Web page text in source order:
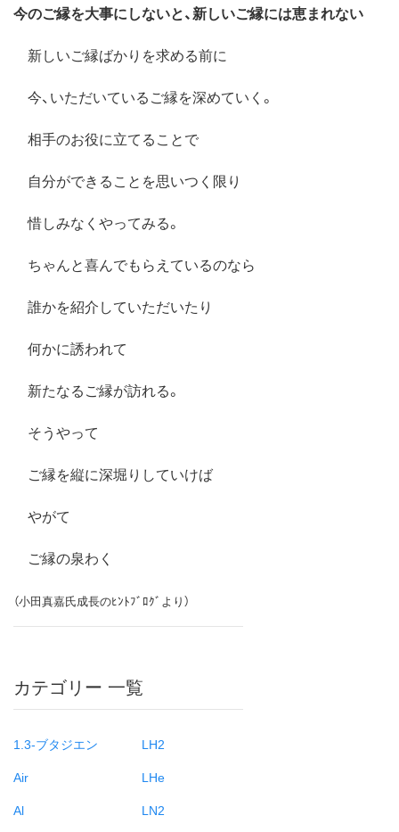
今のご縁を大事にしないと、新しいご縁には恵まれない
新しいご縁ばかりを求める前に
今、いただいているご縁を深めていく。
相手のお役に立てることで
自分ができることを思いつく限り
惜しみなくやってみる。
ちゃんと喜んでもらえているのなら
誰かを紹介していただいたり
何かに誘われて
新たなるご縁が訪れる。
そうやって
ご縁を縦に深堀りしていけば
やがて
ご縁の泉わく
（小田真嘉氏成長のﾋﾝﾄﾌﾞﾛｸﾞより）
カテゴリー 一覧
1.3-ブタジエン
Air
Al
LH2
LHe
LN2